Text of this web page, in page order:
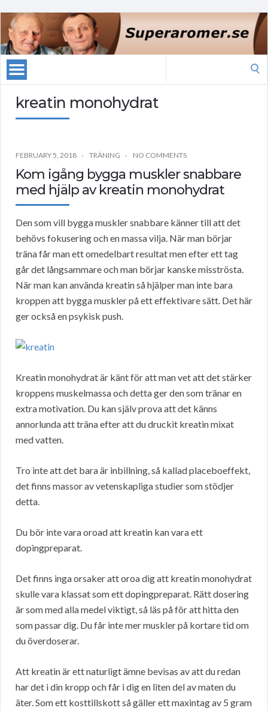
kreatin monohydrat
FEBRUARY 5, 2018 TRÄNING NO COMMENTS
Kom igång bygga muskler snabbare
med hjälp av kreatin monohydrat
Den som vill bygga muskler snabbare känner till att det
behövs fokusering och en massa vilja. När man börjar
träna får man ett omedelbart resultat men efter ett tag
går det långsammare och man börjar kanske misströsta.
När man kan använda kreatin så hjälper man inte bara
kroppen att bygga muskler på ett effektivare sätt. Det här
ger också en psykisk push.
Kreatin monohydrat är känt för att man vet att det stärker
kroppens muskelmassa och detta ger den som tränar en
extra motivation. Du kan själv prova att det känns
annorlunda att träna efter att du druckit kreatin mixat
med vatten.
Tro inte att det bara är inbillning, så kallad placeboeffekt,
det finns massor av vetenskapliga studier som stödjer
detta.
Du bör inte vara oroad att kreatin kan vara ett
dopingpreparat.
Det finns inga orsaker att oroa dig att kreatin monohydrat
skulle vara klassat som ett dopingpreparat. Rätt dosering
är som med alla medel viktigt, så läs på för att hitta den
som passar dig. Du får inte mer muskler på kortare tid om
du överdoserar.
Att kreatin är ett naturligt ämne bevisas av att du redan
har det i din kropp och får i dig en liten del av maten du
äter. Som ett kosttillskott så gäller ett maxintag av 5 gram